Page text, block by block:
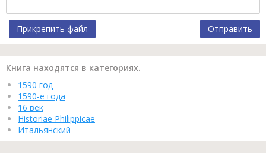
Прикрепить файл Отправить
Книга находятся в категориях.
1590 год
1590-е года
16 век
Historiae Philippicae
Итальянский